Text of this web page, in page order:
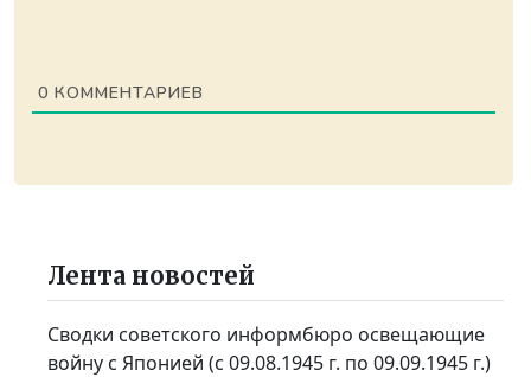
0 КОММЕНТАРИЕВ
Лента новостей
Сводки советского информбюро освещающие
войну с Японией (с 09.08.1945 г. по 09.09.1945 г.)